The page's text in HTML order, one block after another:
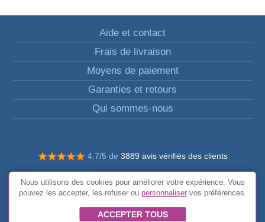
Aide et contact
Frais de livraison
Moyens de paiement
Garanties et retours
Qui sommes-nous
4.7/5 de 3889 avis vérifiés des clients
© Tous droits réservés FunToCome
Conditions générales
Nous utilisons des cookies pour améliorer votre expérience. Vous
pouvez les accepter, les refuser ou personnaliservos préférences.
ACCEPTER TOUS